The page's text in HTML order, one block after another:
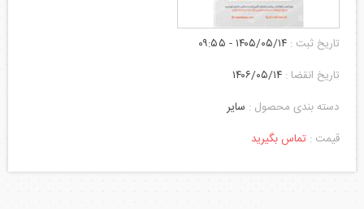
تاریخ ثبت : ۱۴۰۵/۰۵/۱۴ - ۰۹:۵۵
تاریخ انقضا : ۱۴۰۶/۰۵/۱۴
دسته بندی محصول : سایر
قیمت : تماس بگیرید